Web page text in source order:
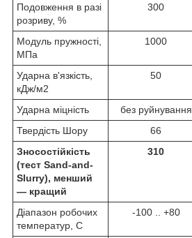
Подовження в разі
розриву, %
300
Модуль пружності,
МПа
1000
Ударна в'язкість,
кДж/м2
50
Ударна міцність без руйнування
Твердість Шору
66
Зносостійкість
(тест Sand-and-
Slurry), менший
— кращий
310
Діапазон робочих
температур, С
-100 .. +80